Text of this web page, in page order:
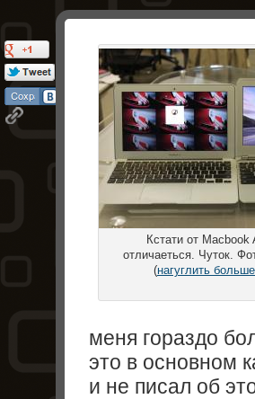
Кстати от Macbook
отличаеться. Чуток.
(нагуглить
меня гораздо
это в основном
и не писал об